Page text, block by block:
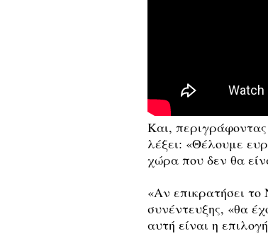
Και, περιγράφοντας
λέξει: «Θέλουμε
χώρα που δεν θα
«Αν επικρατήσει το
συνέντευξης, «θα
αυτή είναι η